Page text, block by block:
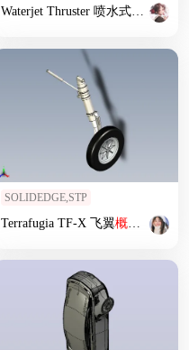
Waterjet Thruster 喷水式
推进器
SOLIDEDGE,STP
Terrafugia TF-X 飞翼概念车